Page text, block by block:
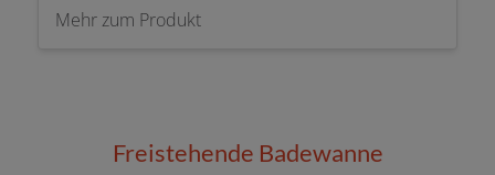
Mehr zum Produkt
Freistehende Badewanne